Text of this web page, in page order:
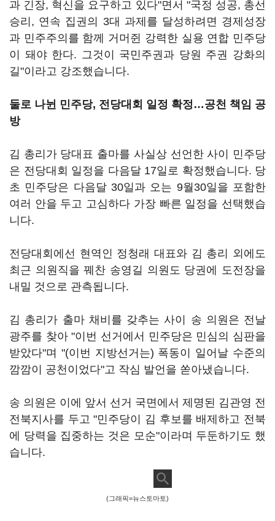
과 긴장, 혁신을 요구하고 있다"면서 "국정 성공, 총선
승리, 연속 집권의 3대 과제를 달성하려면 경제성장
과 민주주의를 함께 거머쥔 강력한 실용 연합 민주당
이 돼야 한다. 그것이 국민주권과 당원 주권 강화의
길"이라고 강조했습니다.
둘로 나뉜 민주당, 전당대회 일정 확정…공천 책임 공
방
김 총리가 당대표 출마를 사실상 선언한 사이 민주당
은 전당대회 일정을 다음달 17일로 확정했습니다. 당
초 민주당은 다음달 30일과 오는 9월30일을 포함한
여러 안을 두고 고심하다 가장 빠른 일정을 선택했습
니다.
전당대회에선 현역인 정청래 대표와 김 총리 외에도
최근 의원직을 꿰찬 송영길 의원도 당권에 도전장을
내밀 것으로 관측됩니다.
김 총리가 출마 채비를 갖추는 사이 송 의원은 전날
광주를 찾아 "이번 선거에서 민주당은 민심의 심판을
받았다"며 "(이번 지방선거는) 폭동이 일어날 수준의
깜깜이 공천이었다"고 작심 발언을 쏟아냈습니다.
송 의원은 이에 앞서 선거 국면에서 제명된 김관영 전
전북지사를 두고 "민주당이 김 후보를 배제하고 전북
에 당력을 집중하는 것은 모순"이라며 두둔하기도 했
습니다.
(그래픽=뉴스토마토)